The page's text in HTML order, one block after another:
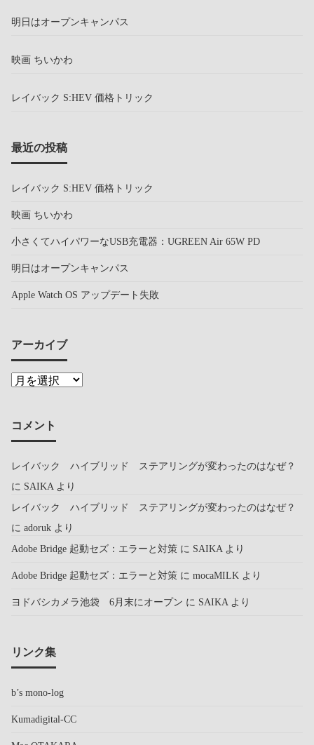
明日はオープンキャンパス
映画 ちいかわ
レイバック S:HEV 価格トリック
最近の投稿
レイバック S:HEV 価格トリック
映画 ちいかわ
小さくてハイパワーなUSB充電器：UGREEN Air 65W PD
明日はオープンキャンパス
Apple Watch OS アップデート失敗
アーカイブ
コメント
レイバック ハイブリッド ステアリングが変わったのはなぜ？
に SAIKA より
レイバック ハイブリッド ステアリングが変わったのはなぜ？
に adoruk より
Adobe Bridge 起動セズ：エラーと対策 に SAIKA より
Adobe Bridge 起動セズ：エラーと対策 に mocaMILK より
ヨドバシカメラ池袋 6月末にオープン に SAIKA より
リンク集
b’s mono-log
Kumadigital-CC